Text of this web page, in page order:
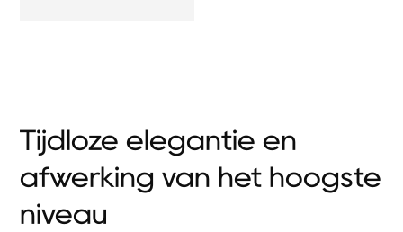
Tijdloze elegantie en
afwerking van het hoogste
niveau